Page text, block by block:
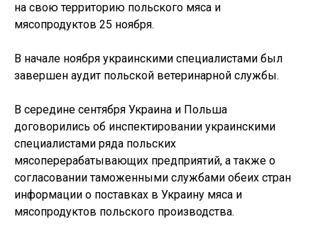
на свою территорию польского мяса и
мясопродуктов 25 ноября.
В начале ноября украинскими специалистами был
завершен аудит польской ветеринарной службы.
В середине сентября Украина и Польша
договорились об инспектировании украинскими
специалистами ряда польских
мясоперерабатывающих предприятий, а также о
согласовании таможенными службами обеих стран
информации о поставках в Украину мяса и
мясопродуктов польского производства.